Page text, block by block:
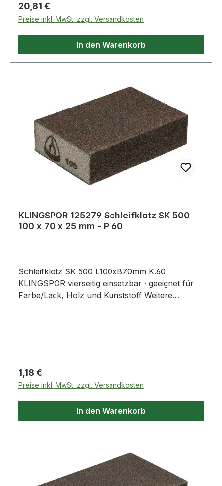
Regulärer Preis:
20,81 €
Preise inkl. MwSt. zzgl. Versandkosten
In den Warenkorb
KLINGSPOR 125279 Schleifklotz SK 500
100 x 70 x 25 mm - P 60
Schleifklotz SK 500 L100xB70mm K.60
KLINGSPOR vierseitig einsetzbar · geeignet für
Farbe/Lack, Holz und Kunststoff Weitere
Regulärer Preis:
1,18 €
Preise inkl. MwSt. zzgl. Versandkosten
In den Warenkorb